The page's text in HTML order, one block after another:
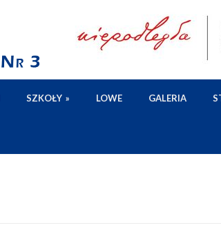
SZKOŁY » LOWE GALERIA